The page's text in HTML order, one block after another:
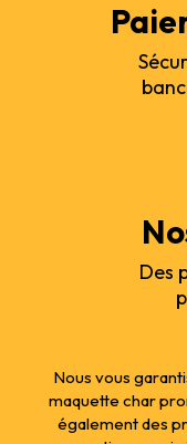
Des
Nous vous
maquette char
également des